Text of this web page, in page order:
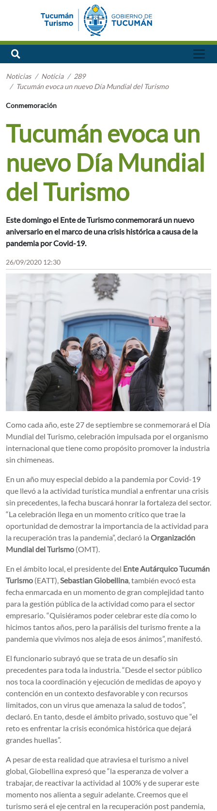
Noticias Noticia
289
Tucumán evoca un nuevo Día Mundial del Turismo
Conmemoración
Tucumán evoca un
nuevo Día Mundial
del Turismo
Este domingo el Ente de Turismo conmemorará un nuevo
aniversario en el marco de una crisis histórica a causa de la
pandemia por Covid-19.
26/09/2020 12:30
Como cada año, este 27 de septiembre se conmemorará el Día
Mundial del Turismo, celebración impulsada por el organismo
internacional que tiene como propósito promover la industria
sin chimeneas.
En un año muy especial debido a la pandemia por Covid-19
que llevó a la actividad turística mundial a enfrentar una crisis
sin precedentes, la fecha buscará honrar la fortaleza del sector.
“La celebración llega en un momento crítico que trae la
oportunidad de demostrar la importancia de la actividad para
la recuperación tras la pandemia”, declaró la Organización
Mundial del Turismo (OMT).
En el ámbito local, el presidente del Ente Autárquico Tucumán
Turismo (EATT),Sebastian Giobellina, también evocó esta
fecha enmarcada en un momento de gran complejidad tanto
para la gestión pública de la actividad como para el sector
empresario. “Quisiéramos poder celebrar este día como lo
hicimos tantos años, pero la parálisis del turismo frente a la
pandemia que vivimos nos aleja de esos ánimos”, manifestó.
El funcionario subrayó que se trata de un desafío sin
precedentes para toda la industria. “Desde el sector público
nos toca la coordinación y ejecución de medidas de apoyo y
contención en un contexto desfavorable y con recursos
limitados, con un virus que amenaza la salud de todos”,
declaró. En tanto, desde el ámbito privado, sostuvo que “el
reto es enfrentar la crisis económica histórica que dejará
grandes huellas”.
A pesar de esta realidad que atraviesa el turismo a nivel
global, Giobellina expresó que “la esperanza de volver a
trabajar, de reactivar la actividad al 100% y de superar este
momento nos alienta a seguir adelante. Creemos que el
turismo será el eje central en la recuperación post pandemia,